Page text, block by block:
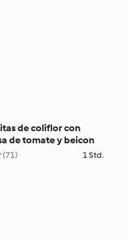
de coliflor con
de tomate y beicon
(71) 1 Std.